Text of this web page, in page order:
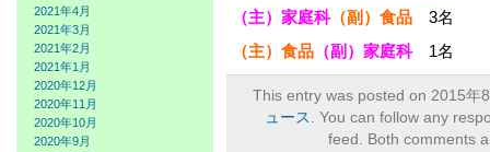
2021年4月
2021年3月
2021年2月
2021年1月
2020年12月
2020年11月
2020年10月
2020年9月
（主）家庭科（副）食品3名
（主）食品（副）家庭科1名
This entry was posted on 2015
ュース . You can follow any
feed. Both comments